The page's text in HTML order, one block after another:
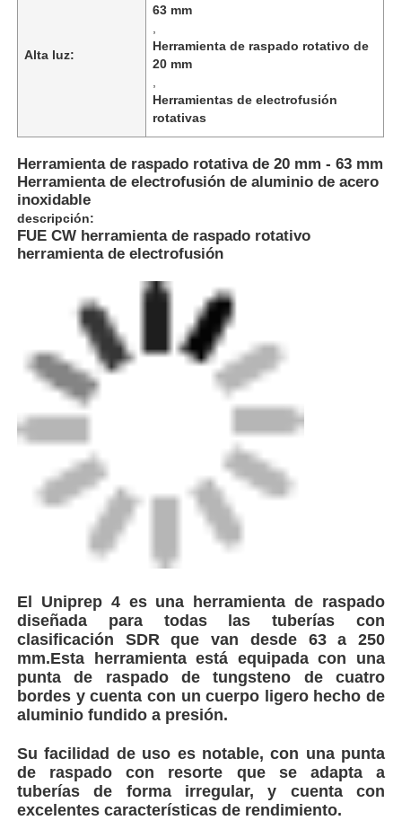
Productos
Visita a la fábrica
Control de Calidad
Contacto
Blog
Solicitar una cotización
máquina de soldadura por fusión de trasero
Alta luz:
63 mm
Herramienta de raspado rotativo de
20 mm
Herramientas de electrofusión
rotativas
Herramienta de raspado rotativa de 20 mm - 63 mm
Herramienta de electrofusión de aluminio de acero
inoxidable
descripción:
FUE CW herramienta de raspado rotativo
herramienta de electrofusión
El Uniprep 4 es una herramienta de raspado
diseñada para todas las tuberías con
clasificación SDR que van desde 63 a 250
mm.Esta herramienta está equipada con una
punta de raspado de tungsteno de cuatro
bordes y cuenta con un cuerpo ligero hecho de
aluminio fundido a presión.
Su facilidad de uso es notable, con una punta
de raspado con resorte que se adapta a
tuberías de forma irregular, y cuenta con
excelentes características de rendimiento.